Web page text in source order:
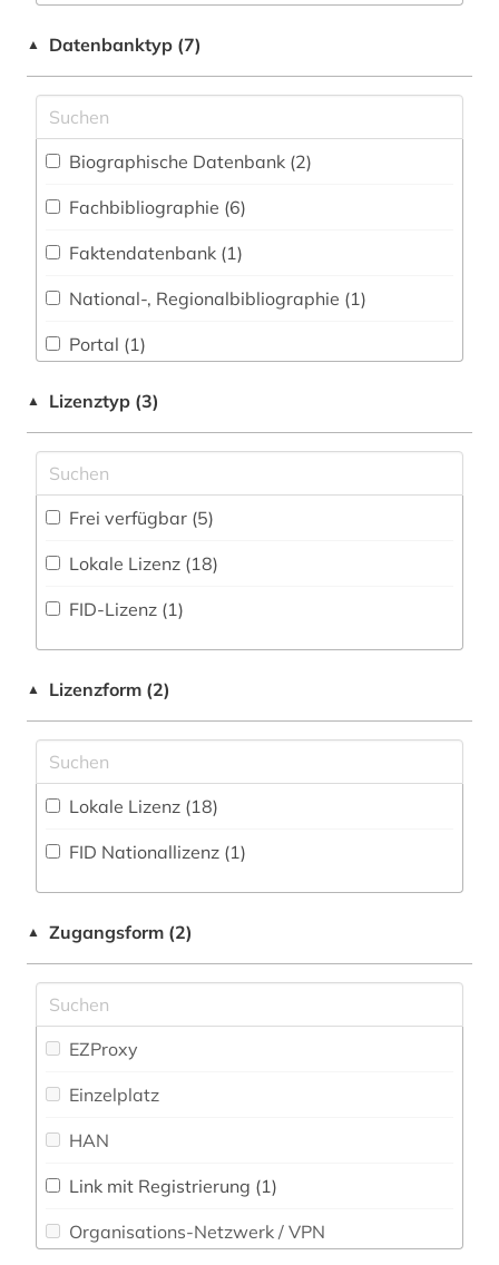
arabistik (4)
asien (1)
bericht (1)
bibliografie (4)
biographie (1)
bosnien-herzegowina (1)
cia (1)
enzyklopädie (2)
geschichte 1945-2009 (1)
hebräisch (2)
iran (1)
▲ Datenbanktyp (7)
Biographische Datenbank (2)
Fachbibliographie (6)
Faktendatenbank (1)
National-, Regionalbibliographie (1)
Portal (1)
Wörterbuch, Enzyklopädie, Nachschlagwerk
(16)
▲ Lizenztyp (3)
Frei verfügbar (5)
Lokale Lizenz (18)
FID-Lizenz (1)
▲ Lizenzform (2)
Lokale Lizenz (18)
FID Nationallizenz (1)
▲ Zugangsform (2)
EZProxy
Einzelplatz
HAN
Link mit Registrierung (1)
Organisations-Netzwerk / VPN